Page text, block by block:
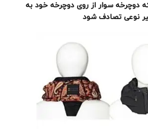
دوچرخه سوار از روی دوچرخه خود به
نوعی تصادف شود